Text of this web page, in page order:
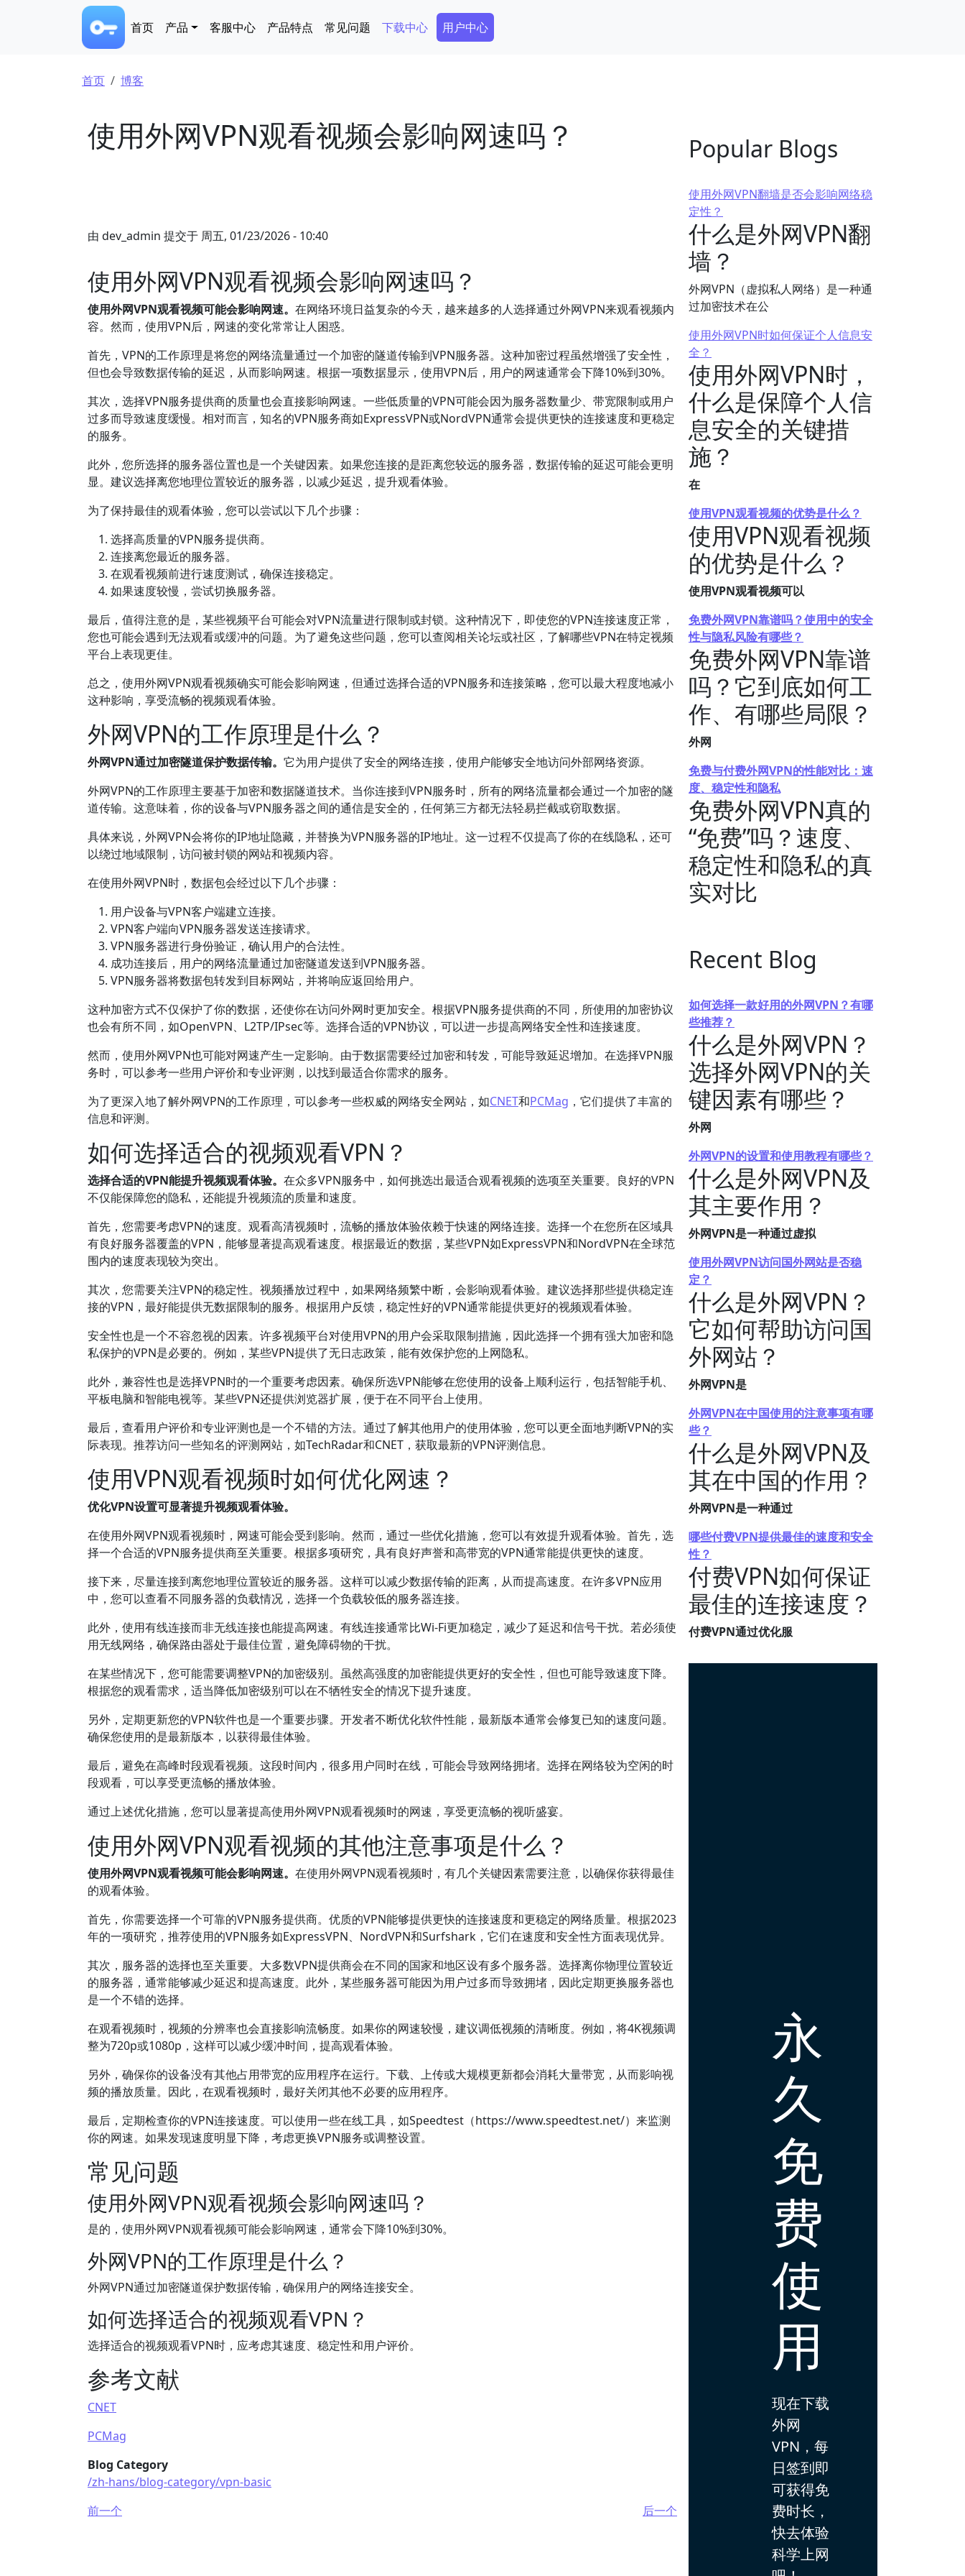
Main navigation
首页 产品 客服中心 产品特点 常见问题 下载中心 Secondary Menu
用户中心
面包屑
首页 博客
使用外网VPN观看视频会影响网速吗？
由 dev_admin 提交于 周五, 01/23/2026 - 10:40
使用外网VPN观看视频会影响网速吗？
使用外网VPN观看视频可能会影响网速。 在网络环境日益复杂的今天，越来越多的人选择通过外网VPN来观看视频内
容。然而，使用VPN后，网速的变化常常让人困惑。
首先，VPN的工作原理是将您的网络流量通过一个加密的隧道传输到VPN服务器。这种加密过程虽然增强了安全性，
但也会导致数据传输的延迟，从而影响网速。根据一项数据显示，使用VPN后，用户的网速通常会下降10%到30%。
其次，选择VPN服务提供商的质量也会直接影响网速。一些低质量的VPN可能会因为服务器数量少、带宽限制或用户
过多而导致速度缓慢。相对而言，知名的VPN服务商如ExpressVPN或NordVPN通常会提供更快的连接速度和更稳定
的服务。
此外，您所选择的服务器位置也是一个关键因素。如果您连接的是距离您较远的服务器，数据传输的延迟可能会更明
显。建议选择离您地理位置较近的服务器，以减少延迟，提升观看体验。
为了保持最佳的观看体验，您可以尝试以下几个步骤：
选择高质量的VPN服务提供商。
连接离您最近的服务器。
在观看视频前进行速度测试，确保连接稳定。
如果速度较慢，尝试切换服务器。
最后，值得注意的是，某些视频平台可能会对VPN流量进行限制或封锁。这种情况下，即使您的VPN连接速度正常，
您也可能会遇到无法观看或缓冲的问题。为了避免这些问题，您可以查阅相关论坛或社区，了解哪些VPN在特定视频
平台上表现更佳。
总之，使用外网VPN观看视频确实可能会影响网速，但通过选择合适的VPN服务和连接策略，您可以最大程度地减小
这种影响，享受流畅的视频观看体验。
外网VPN的工作原理是什么？
外网VPN通过加密隧道保护数据传输。 它为用户提供了安全的网络连接，使用户能够安全地访问外部网络资源。
外网VPN的工作原理主要基于加密和数据隧道技术。当你连接到VPN服务时，所有的网络流量都会通过一个加密的隧
道传输。这意味着，你的设备与VPN服务器之间的通信是安全的，任何第三方都无法轻易拦截或窃取数据。
具体来说，外网VPN会将你的IP地址隐藏，并替换为VPN服务器的IP地址。这一过程不仅提高了你的在线隐私，还可
以绕过地域限制，访问被封锁的网站和视频内容。
在使用外网VPN时，数据包会经过以下几个步骤：
用户设备与VPN客户端建立连接。
VPN客户端向VPN服务器发送连接请求。
VPN服务器进行身份验证，确认用户的合法性。
成功连接后，用户的网络流量通过加密隧道发送到VPN服务器。
VPN服务器将数据包转发到目标网站，并将响应返回给用户。
这种加密方式不仅保护了你的数据，还使你在访问外网时更加安全。根据VPN服务提供商的不同，所使用的加密协议
也会有所不同，如OpenVPN、L2TP/IPsec等。选择合适的VPN协议，可以进一步提高网络安全性和连接速度。
然而，使用外网VPN也可能对网速产生一定影响。由于数据需要经过加密和转发，可能导致延迟增加。在选择VPN服
务时，可以参考一些用户评价和专业评测，以找到最适合你需求的服务。
为了更深入地了解外网VPN的工作原理，可以参考一些权威的网络安全网站，如CNET和PCMag ，它们提供了丰富的
信息和评测。
如何选择适合的视频观看VPN？
选择合适的VPN能提升视频观看体验。 在众多VPN服务中，如何挑选出最适合观看视频的选项至关重要。良好的VPN
不仅能保障您的隐私，还能提升视频流的质量和速度。
首先，您需要考虑VPN的速度。观看高清视频时，流畅的播放体验依赖于快速的网络连接。选择一个在您所在区域具
有良好服务器覆盖的VPN，能够显著提高观看速度。根据最近的数据，某些VPN如ExpressVPN和NordVPN在全球范
围内的速度表现较为突出。
其次，您需要关注VPN的稳定性。视频播放过程中，如果网络频繁中断，会影响观看体验。建议选择那些提供稳定连
接的VPN，最好能提供无数据限制的服务。根据用户反馈，稳定性好的VPN通常能提供更好的视频观看体验。
安全性也是一个不容忽视的因素。许多视频平台对使用VPN的用户会采取限制措施，因此选择一个拥有强大加密和隐
私保护的VPN是必要的。例如，某些VPN提供了无日志政策，能有效保护您的上网隐私。
此外，兼容性也是选择VPN时的一个重要考虑因素。确保所选VPN能够在您使用的设备上顺利运行，包括智能手机、
平板电脑和智能电视等。某些VPN还提供浏览器扩展，便于在不同平台上使用。
最后，查看用户评价和专业评测也是一个不错的方法。通过了解其他用户的使用体验，您可以更全面地判断VPN的实
际表现。推荐访问一些知名的评测网站，如TechRadar和CNET，获取最新的VPN评测信息。
使用VPN观看视频时如何优化网速？
优化VPN设置可显著提升视频观看体验。
在使用外网VPN观看视频时，网速可能会受到影响。然而，通过一些优化措施，您可以有效提升观看体验。首先，选
择一个合适的VPN服务提供商至关重要。根据多项研究，具有良好声誉和高带宽的VPN通常能提供更快的速度。
接下来，尽量连接到离您地理位置较近的服务器。这样可以减少数据传输的距离，从而提高速度。在许多VPN应用
中，您可以查看不同服务器的负载情况，选择一个负载较低的服务器连接。
此外，使用有线连接而非无线连接也能提高网速。有线连接通常比Wi-Fi更加稳定，减少了延迟和信号干扰。若必须使
用无线网络，确保路由器处于最佳位置，避免障碍物的干扰。
在某些情况下，您可能需要调整VPN的加密级别。虽然高强度的加密能提供更好的安全性，但也可能导致速度下降。
根据您的观看需求，适当降低加密级别可以在不牺牲安全的情况下提升速度。
另外，定期更新您的VPN软件也是一个重要步骤。开发者不断优化软件性能，最新版本通常会修复已知的速度问题。
确保您使用的是最新版本，以获得最佳体验。
最后，避免在高峰时段观看视频。这段时间内，很多用户同时在线，可能会导致网络拥堵。选择在网络较为空闲的时
段观看，可以享受更流畅的播放体验。
通过上述优化措施，您可以显著提高使用外网VPN观看视频时的网速，享受更流畅的视听盛宴。
使用外网VPN观看视频的其他注意事项是什么？
使用外网VPN观看视频可能会影响网速。 在使用外网VPN观看视频时，有几个关键因素需要注意，以确保你获得最佳
的观看体验。
首先，你需要选择一个可靠的VPN服务提供商。优质的VPN能够提供更快的连接速度和更稳定的网络质量。根据2023
年的一项研究，推荐使用的VPN服务如ExpressVPN、NordVPN和Surfshark，它们在速度和安全性方面表现优异。
其次，服务器的选择也至关重要。大多数VPN提供商会在不同的国家和地区设有多个服务器。选择离你物理位置较近
的服务器，通常能够减少延迟和提高速度。此外，某些服务器可能因为用户过多而导致拥堵，因此定期更换服务器也
是一个不错的选择。
在观看视频时，视频的分辨率也会直接影响流畅度。如果你的网速较慢，建议调低视频的清晰度。例如，将4K视频调
整为720p或1080p，这样可以减少缓冲时间，提高观看体验。
另外，确保你的设备没有其他占用带宽的应用程序在运行。下载、上传或大规模更新都会消耗大量带宽，从而影响视
频的播放质量。因此，在观看视频时，最好关闭其他不必要的应用程序。
最后，定期检查你的VPN连接速度。可以使用一些在线工具，如Speedtest（https://www.speedtest.net/）来监测
你的网速。如果发现速度明显下降，考虑更换VPN服务或调整设置。
常见问题
使用外网VPN观看视频会影响网速吗？
是的，使用外网VPN观看视频可能会影响网速，通常会下降10%到30%。
外网VPN的工作原理是什么？
外网VPN通过加密隧道保护数据传输，确保用户的网络连接安全。
如何选择适合的视频观看VPN？
选择适合的视频观看VPN时，应考虑其速度、稳定性和用户评价。
参考文献
CNET
PCMag
Blog Category
/zh-hans/blog-category/vpn-basic
前一个
后一个
Popular Blogs
使用外网VPN翻墙是否会影响网络稳
定性？
什么是外网VPN翻
墙？
外网VPN（虚拟私人网络）是一种通
过加密技术在公
使用外网VPN时如何保证个人信息安
全？
使用外网VPN时，
什么是保障个人信
息安全的关键措
施？
在
使用VPN观看视频的优势是什么？
使用VPN观看视频
的优势是什么？
使用VPN观看视频可以
免费外网VPN靠谱吗？使用中的安全
性与隐私风险有哪些？
免费外网VPN靠谱
吗？它到底如何工
作、有哪些局限？
外网
免费与付费外网VPN的性能对比：速
度、稳定性和隐私
免费外网VPN真的
“免费”吗？速度、
稳定性和隐私的真
实对比
Recent Blog
如何选择一款好用的外网VPN？有哪
些推荐？
什么是外网VPN？
选择外网VPN的关
键因素有哪些？
外网
外网VPN的设置和使用教程有哪些？
什么是外网VPN及
其主要作用？
外网VPN是一种通过虚拟
使用外网VPN访问国外网站是否稳
定？
什么是外网VPN？
它如何帮助访问国
外网站？
外网VPN是
外网VPN在中国使用的注意事项有哪
些？
什么是外网VPN及
其在中国的作用？
外网VPN是一种通过
哪些付费VPN提供最佳的速度和安全
性？
付费VPN如何保证
最佳的连接速度？
付费VPN通过优化服
永
久
免
费
使
用
现在下载
外网
VPN，每
日签到即
可获得免
费时长，
快去体验
科学上网